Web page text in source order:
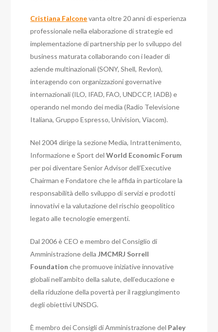
Cristiana Falconevanta oltre 20 anni di esperienza
professionale nella elaborazione di strategie ed
implementazione di partnership per lo sviluppo del
business maturata collaborando con i leader di
aziende multinazionali (SONY, Shell, Revlon),
interagendo con organizzazioni governative
internazionali (ILO, IFAD, FAO, UNDCCP, IADB) e
operando nel mondo dei media (Radio Televisione
Italiana, Gruppo Espresso, Univision, Viacom).
Nel 2004 dirige la sezione Media, Intrattenimento,
Informazione e Sport delWorld Economic Forum
per poi diventare Senior Advisor dell’Executive
Chairman e Fondatore che le affida in particolare la
responsabilità dello sviluppo di servizi e prodotti
innovativi e la valutazione del rischio geopolitico
legato alle tecnologie emergenti.
Dal 2006 è CEO e membro del Consiglio di
Amministrazione dellaJMCMRJ Sorrell
Foundationche promuove iniziative innovative
globali nell’ambito della salute, dell’educazione e
della riduzione della povertà per il raggiungimento
degli obiettivi UNSDG.
È membro dei Consigli di Amministrazione del Paley